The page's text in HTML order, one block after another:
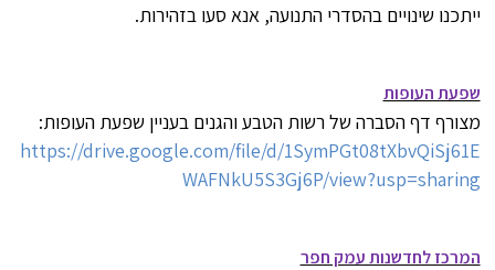
ייתכנו שינויים בהסדרי התנועה, אנא סעו בזהירות.
שפעת העופות
מצורף דף הסברה של רשות הטבע והגנים בעניין שפעת העופות:
https://drive.google.com/file/d/1SymPGt08tXbvQiSj61E
WAFNkU5S3Gj6P/view?usp=sharing
המרכז לחדשנות עמק חפר